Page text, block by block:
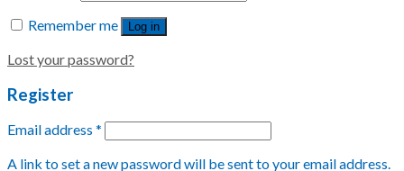
Remember me
Log in
Lost your password?
Register
Email address *
A link to set a new password will be sent to your email address.